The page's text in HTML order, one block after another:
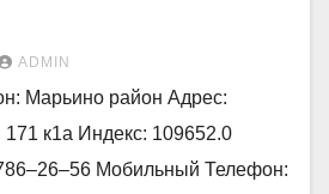
ADMIN
Марьино район Адрес:
к1а Индекс: 109652.0
Мобильный Телефон: